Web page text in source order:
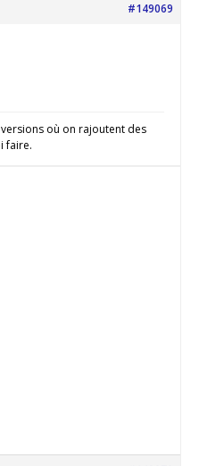
#149069
où on rajoutent des
faire.